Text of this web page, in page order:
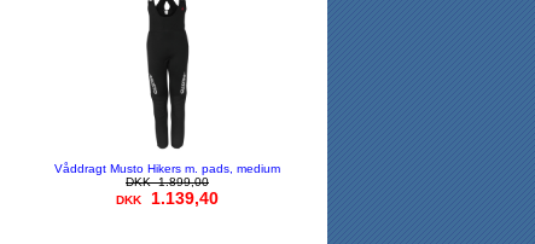
Våddragt Musto Hikers m. pads, medium
DKK1.899,00
DKK
1.139,40